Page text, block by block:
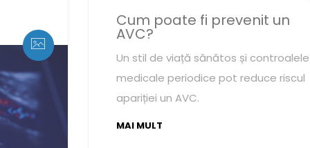
Cum poate fi prevenit un
AVC?
Un stil de viață sănătos și controalele
medicale periodice pot reduce riscul
apariției un AVC.
MAI MULT